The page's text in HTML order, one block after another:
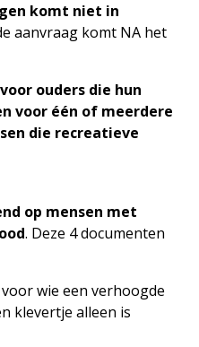
komt niet in
aanvraag komt NA het
ouders die hun
voor één of meerdere
die recreatieve
op mensen met
. Deze 4 documenten
wie een verhoogde
klevertje alleen is